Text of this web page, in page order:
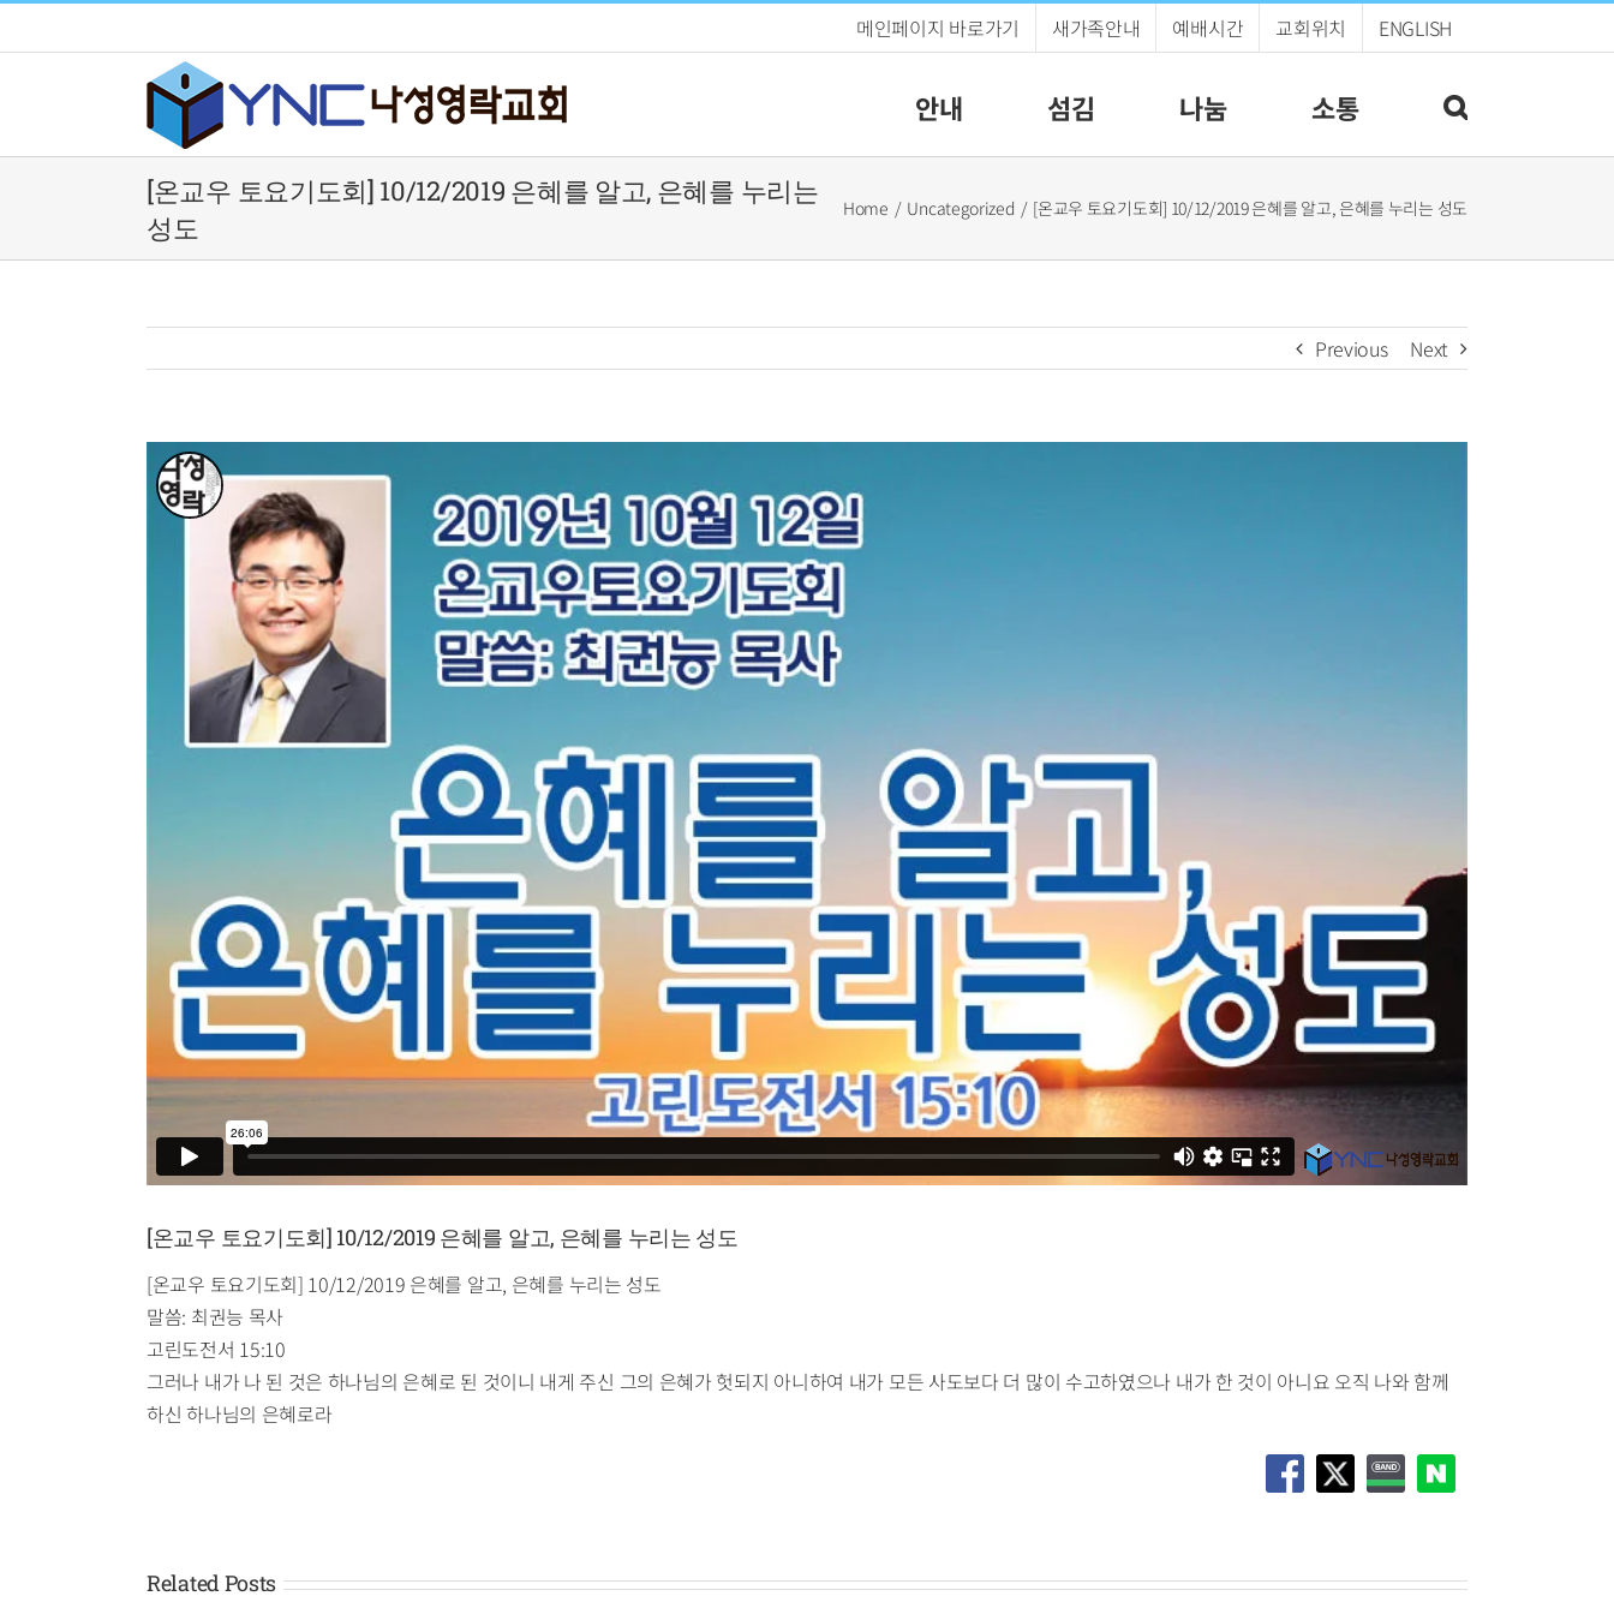
to
메인페이지 바로가기 새가족안내 예배시간 교회위치 ENGLISH
안내 섬김 나눔 소통
[온교우 토요기도회] 10/12/2019 은혜를 알고, 은혜를 누리는
성도
Home Uncategorized [온교우 토요기도회] 10/12/2019 은혜를 알고, 은혜를 누리는 성도
Previous Next
[온교우 토요기도회] 10/12/2019 은혜를 알고, 은혜를 누리는 성도
[온교우 토요기도회] 10/12/2019 은혜를 알고, 은혜를 누리는 성도
말씀: 최권능 목사
고린도전서 15:10
그러나 내가 나 된 것은 하나님의 은혜로 된 것이니 내게 주신 그의 은혜가 헛되지 아니하여 내가 모든 사도보다 더 많이 수고하였으나 내가 한 것이 아니요 오직 나와 함께
하신 하나님의 은혜로라
Related Posts